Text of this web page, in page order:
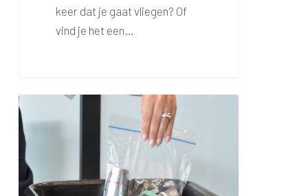
keer dat je gaat vliegen? Of
vind je het een…
Zo
kom
je
snel
door